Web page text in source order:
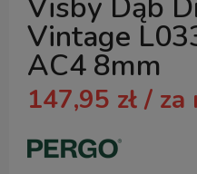
Vintage
AC4 8mm
147,95 zł / za